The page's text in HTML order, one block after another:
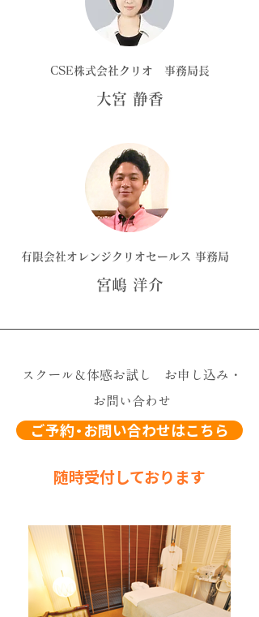
CSE株式会社クリオ 事務局長
大宮 静香
有限会社オレンジクリオセールス 事務局
宮嶋 洋介
スクール＆体感お試し お申し込み・
お問い合わせ
ご予約・お問い合わせはこちら
随時受付しております